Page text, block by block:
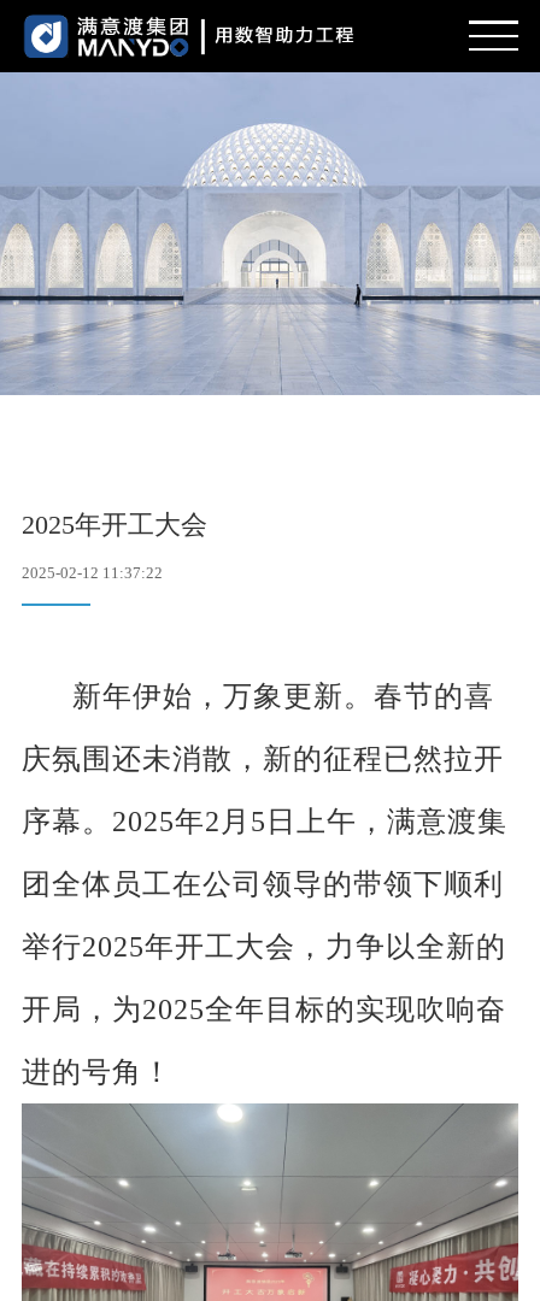
新闻
服务范围
项目案例
联系我们
2025年开工大会
2025-02-12 11:37:22
新年伊始，万象更新。春节的喜
庆氛围还未消散，新的征程已然拉开
序幕。2025年2月5日上午，满意渡集
团全体员工在公司领导的带领下顺利
举行2025年开工大会，力争以全新的
开局，为2025全年目标的实现吹响奋
进的号角！